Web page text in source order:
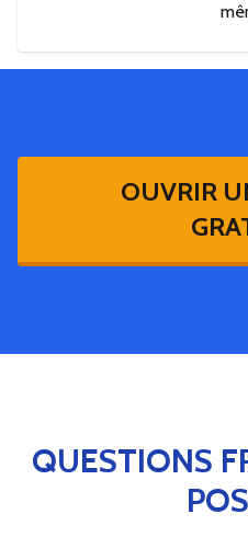
OUVRIR
QUESTIONS